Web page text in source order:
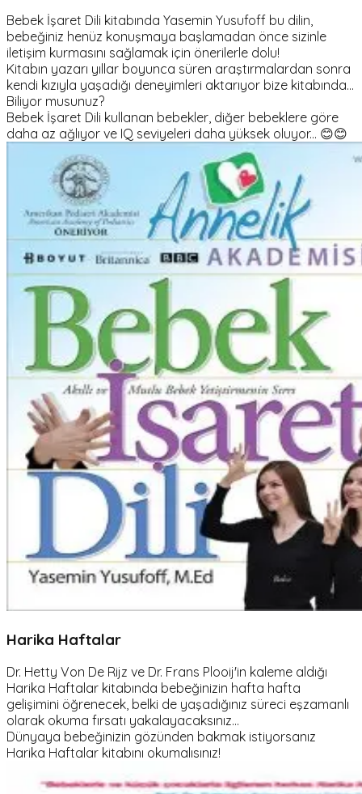
Bebek İşaret Dili kitabında Yasemin Yusufoff bu dilin,
bebeğiniz henüz konuşmaya başlamadan önce sizinle
iletişim kurmasını sağlamak için önerilerle dolu!
Kitabın yazarı yıllar boyunca süren araştırmalardan sonra
kendi kızıyla yaşadığı deneyimleri aktarıyor bize kitabında...
Biliyor musunuz?
Bebek İşaret Dili kullanan bebekler, diğer bebeklere göre
daha az ağlıyor ve IQ seviyeleri daha yüksek oluyor... 😊😊
Harika Haftalar
Dr. Hetty Von De Rijz ve Dr. Frans Plooij'in kaleme aldığı
Harika Haftalar kitabında bebeğinizin hafta hafta
gelişimini öğrenecek, belki de yaşadığınız süreci eşzamanlı
olarak okuma fırsatı yakalayacaksınız...
Dünyaya bebeğinizin gözünden bakmak istiyorsanız
Harika Haftalar kitabını okumalısınız!